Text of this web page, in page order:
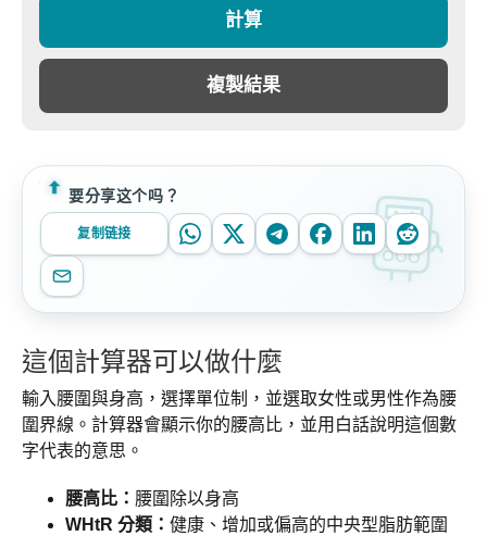
計算
複製結果
要分享这个吗？
复制链接
這個計算器可以做什麼
輸入腰圍與身高，選擇單位制，並選取女性或男性作為腰
圍界線。計算器會顯示你的腰高比，並用白話說明這個數
字代表的意思。
腰高比： 腰圍除以身高
WHtR 分類： 健康、增加或偏高的中央型脂肪範圍